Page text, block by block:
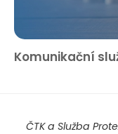
Komunikační
ČTK a Služba